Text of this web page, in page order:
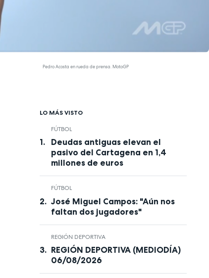
Pedro Acosta en rueda de prensa. MotoGP
LO MÁS VISTO
FÚTBOL
Deudas antiguas elevan el
pasivo del Cartagena en 1,4
millones de euros
FÚTBOL
José Miguel Campos: "Aún nos
faltan dos jugadores"
REGIÓN DEPORTIVA
REGIÓN DEPORTIVA (MEDIODÍA)
06/08/2026